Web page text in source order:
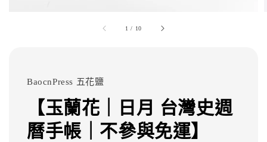
1 / 10
BaocnPress 五花鹽
【玉蘭花｜日月 台灣史週
曆手帳｜不參與免運】